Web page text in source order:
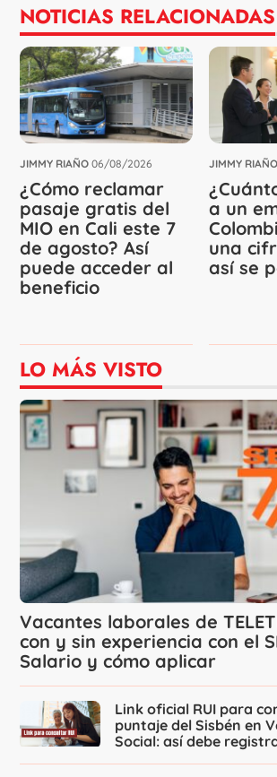
NOTICIAS RELACIONADAS
JIMMY RIAÑO 06/08/2026
¿Cómo reclamar
pasaje gratis del
MIO en Cali este 7
de agosto? Así
puede acceder al
beneficio
JIMMY RIAÑO
a un
una
así se
LO MÁS VISTO
Vacantes laborales de
con y sin experiencia con el
Salario y cómo aplicar
Link oficial RUI para
puntaje del Sisbén en
Social: así debe